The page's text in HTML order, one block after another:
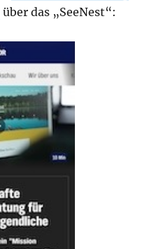
über das „SeeNest“: